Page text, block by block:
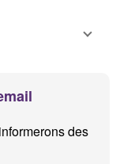
des